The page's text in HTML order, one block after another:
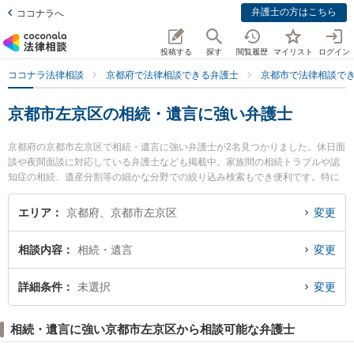
ココナラへ 弁護士の方はこちら
投稿する 探す 閲覧履歴 マイリスト ログイン
ココナラ法律相談 京都府で法律相談できる弁護士 京都市で法律相談で
京都市左京区の相続・遺言に強い弁護士
京都府の京都市左京区で相続・遺言に強い弁護士が2名見つかりました。休日面
談や夜間面談に対応している弁護士なども掲載中。家族間の相続トラブルや認
知症の相続、遺産分割等の細かな分野での絞り込み検索もでき便利です。特に
角田龍平の法律事務所の角田 龍平弁護士や谷澤貴弘法律事務所の谷澤 貴弘弁護
士のプロフィール情報や弁護士費用、強みなどが注目されています。『京都市
い』『初回相談無料で相続・遺言を法律相談できる京都市左京区内の弁護士に
相談予約したい』などでお困りの相談者さんにおすすめです。
エリア 京都府、京都市左京区 変更
相談内容 相続・遺言 変更
詳細条件 未選択 変更
相続・遺言に強い京都市左京区から相談可能な弁護士